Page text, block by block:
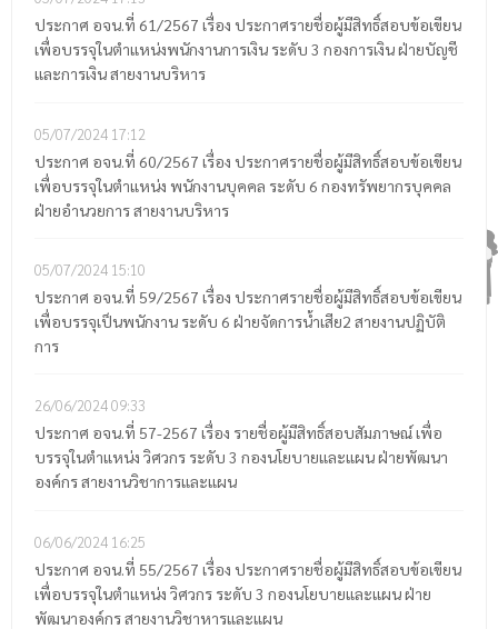
ประกาศ อจน.ที่ 61/2567 เรื่อง ประกาศรายชื่อผู้มีสิทธิ์สอบข้อเขียน
เพื่อบรรจุในตำแหน่งพนักงานการเงิน ระดับ 3 กองการเงิน ฝ่ายบัญชี
และการเงิน สายงานบริหาร
05/07/2024 17:12
ประกาศ อจน.ที่ 60/2567 เรื่อง ประกาศรายชื่อผู้มีสิทธิ์สอบข้อเขียน
เพื่อบรรจุในตำแหน่ง พนักงานบุคคล ระดับ 6 กองทรัพยากรบุคคล
ฝ่ายอำนวยการ สายงานบริหาร
05/07/2024 15:10
ประกาศ อจน.ที่ 59/2567 เรื่อง ประกาศรายชื่อผู้มีสิทธิ์สอบข้อเขียน
เพื่อบรรจุเป็นพนักงาน ระดับ 6 ฝ่ายจัดการน้ำเสีย2 สายงานปฏิบัติ
การ
26/06/202409:33
ประกาศ อจน.ที่ 57-2567 เรื่อง รายชื่อผู้มีสิทธิ์สอบสัมภาษณ์ เพื่อ
บรรจุในตำแหน่ง วิศวกร ระดับ 3 กองนโยบายและแผน ฝ่ายพัฒนา
องค์กร สายงานวิชาการและแผน
06/06/2024 16:25
ประกาศ อจน.ที่ 55/2567 เรื่อง ประกาศรายชื่อผู้มีสิทธิ์สอบข้อเขียน
เพื่อบรรจุในตำแหน่ง วิศวกร ระดับ 3 กองนโยบายและแผน ฝ่าย
พัฒนาองค์กร สายงานวิชาหารและแผน